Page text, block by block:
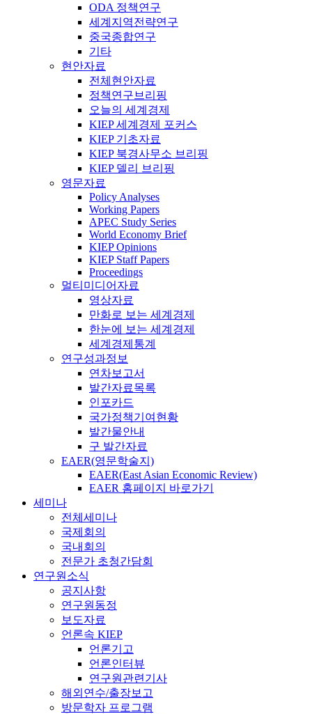
ODA 정책연구
세계지역전략연구
중국종합연구
기타
현안자료
전체현안자료
정책연구브리핑
오늘의 세계경제
KIEP 세계경제 포커스
KIEP 기초자료
KIEP 북경사무소 브리핑
KIEP 델리 브리핑
영문자료
Policy Analyses
Working Papers
APEC Study Series
World Economy Brief
KIEP Opinions
KIEP Staff Papers
Proceedings
멀티미디어자료
영상자료
만화로 보는 세계경제
한눈에 보는 세계경제
세계경제통계
연구성과정보
연차보고서
발간자료목록
인포카드
국가정책기여현황
발간물안내
구 발간자료
EAER(영문학술지)
EAER(East Asian Economic Review)
EAER 홈페이지 바로가기
세미나
전체세미나
국제회의
국내회의
전문가 초청간담회
연구원소식
공지사항
연구원동정
보도자료
언론속 KIEP
언론기고
언론인터뷰
연구원관련기사
해외연수/출장보고
방문학자 프로그램